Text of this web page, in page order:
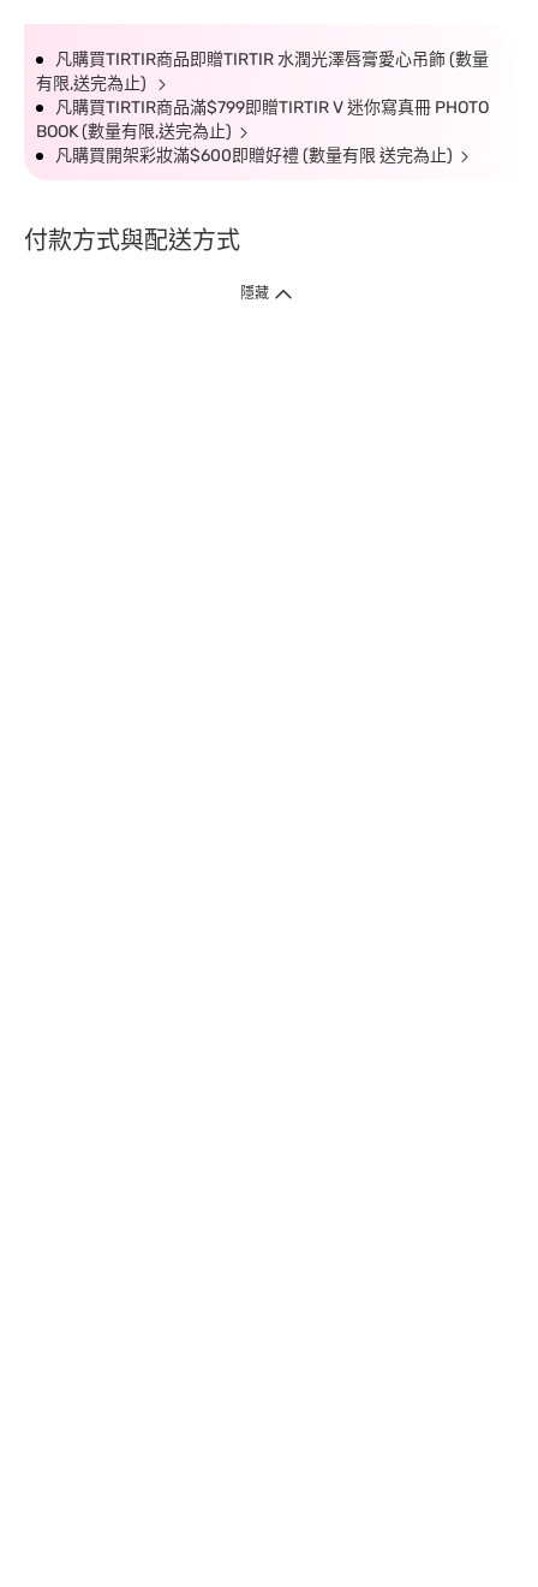
凡購買TIRTIR商品即贈TIRTIR 水潤光澤唇膏愛心吊飾 (數量
有限,送完為止)
凡購買TIRTIR商品滿$799即贈TIRTIR V 迷你寫真冊 PHOTO
BOOK (數量有限,送完為止)
凡購買開架彩妝滿$600即贈好禮 (數量有限 送完為止)
付款方式與配送方式
隱藏